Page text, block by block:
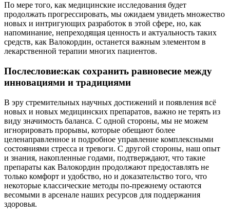
По мере того, как медицинские исследования будет
продолжать прогрессировать, мы ожидаем увидеть множество
новых и интригующих разработок в этой сфере, но, как
напоминание, непреходящая ценность и актуальность таких
средств, как Валокордин, останется важным элементом в
лекарственной терапии многих пациентов.
Послесловие:как сохранить равновесие между
инновациями и традициями
В эру стремительных научных достижений и появления всё
новых и новых медицинских препаратов, важно не терять из
виду значимость баланса. С одной стороны, мы не можем
игнорировать прорывы, которые обещают более
целенаправленное и подробное управление комплексными
состояниями стресса и тревоги. С другой стороны, наш опыт
и знания, накопленные годами, подтверждают, что такие
препараты как Валокордин продолжают предоставлять не
только комфорт и удобство, но и доказательство того, что
некоторые классические методы по-прежнему остаются
весомыми в арсенале наших ресурсов для поддержания
здоровья.